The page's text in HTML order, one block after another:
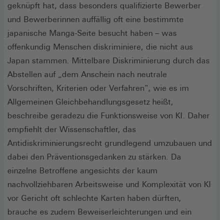
geknüpft hat, dass besonders qualifizierte Bewerber
und Bewerberinnen auffällig oft eine bestimmte
japanische Manga-Seite besucht haben – was
offenkundig Menschen diskriminiere, die nicht aus
Japan stammen. Mittelbare Diskriminierung durch das
Abstellen auf „dem Anschein nach neutrale
Vorschriften, Kriterien oder Verfahren“, wie es im
Allgemeinen Gleichbehandlungsgesetz heißt,
beschreibe geradezu die Funktionsweise von KI. Daher
empfiehlt der Wissenschaftler, das
Antidiskriminierungsrecht grundlegend umzubauen und
dabei den Präventionsgedanken zu stärken. Da
einzelne Betroffene angesichts der kaum
nachvollziehbaren Arbeitsweise und Komplexität von KI
vor Gericht oft schlechte Karten haben dürften,
brauche es zudem Beweiserleichterungen und ein